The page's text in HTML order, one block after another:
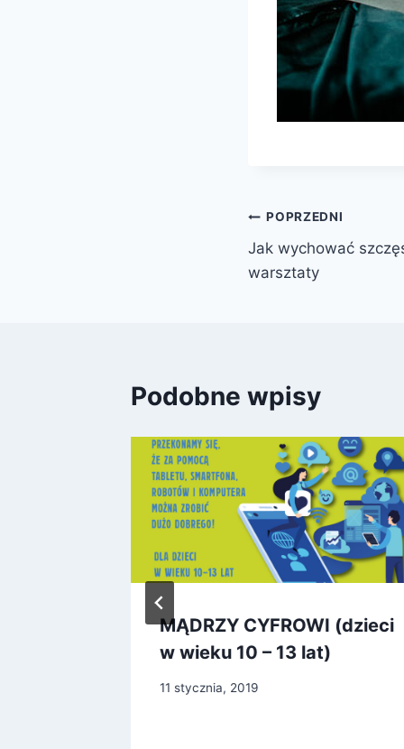
Nawigacja
wpisu
POPRZEDNI
Jak wychować
warsztaty
Podobne wpisy
MĄDRZY CYFROWI (dzieci
w wieku 10 – 13 lat)
11 stycznia, 2019